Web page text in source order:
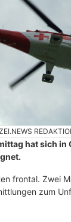
hat sich in
frontal. Zwei
zum